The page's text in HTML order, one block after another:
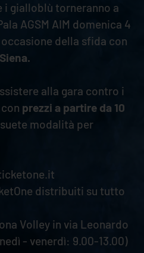
i gialloblù torneranno a
AGSM AIM domenica 4
della sfida con
alla gara contro i
prezzi a partire da 10
modalità per
distribuiti su tutto
Volley in via Leonardo
- venerdì: 9.00-13.00)